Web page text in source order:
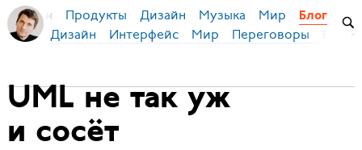
Бирман Продукты Дизайн Музыка Мир Блог
Дизайн Интерфейс Мир Переговоры
UML не так уж
и сосёт